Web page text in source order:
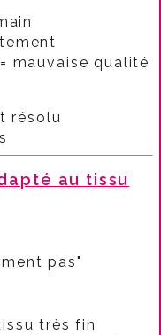
mauvaise qualité
résolu
au tissu
pas"
très fin